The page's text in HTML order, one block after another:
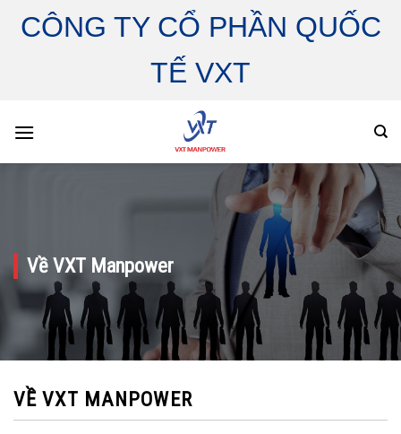
CÔNG TY CỔ PHẦN QUỐC
TẾ VXT
Về VXT Manpower
VỀ VXT MANPOWER